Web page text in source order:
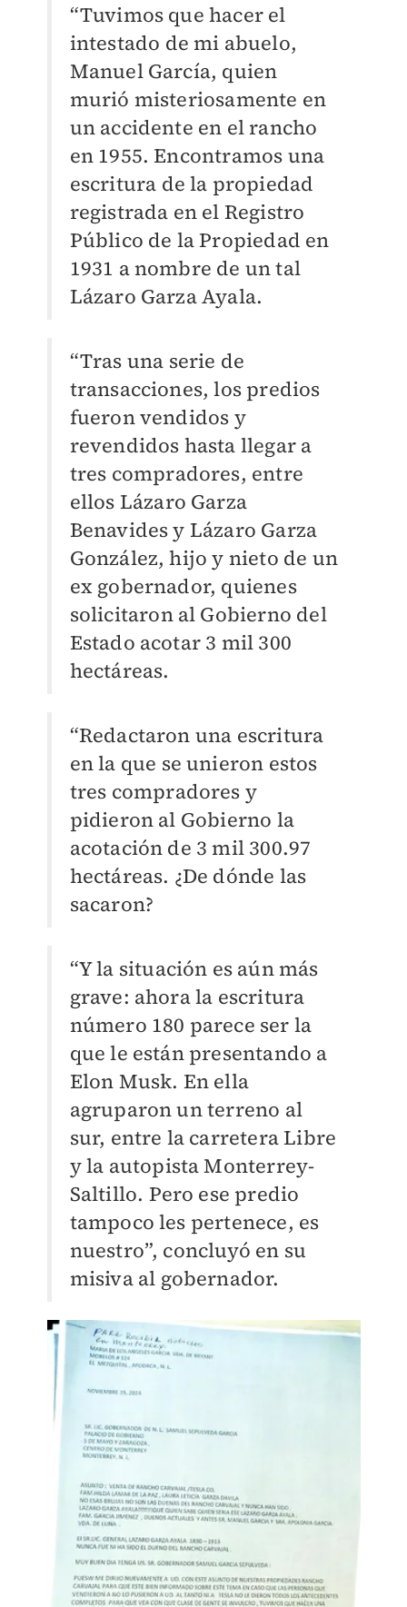
“Tuvimos que hacer el
intestado de mi abuelo,
Manuel García, quien
murió misteriosamente en
un accidente en el rancho
en 1955. Encontramos una
escritura de la propiedad
registrada en el Registro
Público de la Propiedad en
1931 a nombre de un tal
Lázaro Garza Ayala.
“Tras una serie de
transacciones, los predios
fueron vendidos y
revendidos hasta llegar a
tres compradores, entre
ellos Lázaro Garza
Benavides y Lázaro Garza
González, hijo y nieto de un
ex gobernador, quienes
solicitaron al Gobierno del
Estado acotar 3 mil 300
hectáreas.
“Redactaron una escritura
en la que se unieron estos
tres compradores y
pidieron al Gobierno la
acotación de 3 mil 300.97
hectáreas. ¿De dónde las
sacaron?
“Y la situación es aún más
grave: ahora la escritura
número 180 parece ser la
que le están presentando a
Elon Musk. En ella
agruparon un terreno al
sur, entre la carretera Libre
y la autopista Monterrey-
Saltillo. Pero ese predio
tampoco les pertenece, es
nuestro”, concluyó en su
misiva al gobernador.